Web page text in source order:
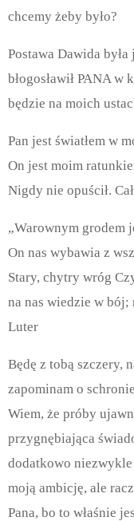
chcemy żeby było?
Postawa Dawida
błogosławił PANA w
będzie na moich
Pan jest światłem w
On jest moim
Nigdy nie opuścił.
„Warownym grodem
On nas wybawia z
Stary, chytry wróg
na nas wiedzie w
Luter
Będę z tobą szczery,
zapominam o
Wiem, że próby
przygnębiająca
dodatkowo
moją ambicję, ale
Pana, bo to właśnie